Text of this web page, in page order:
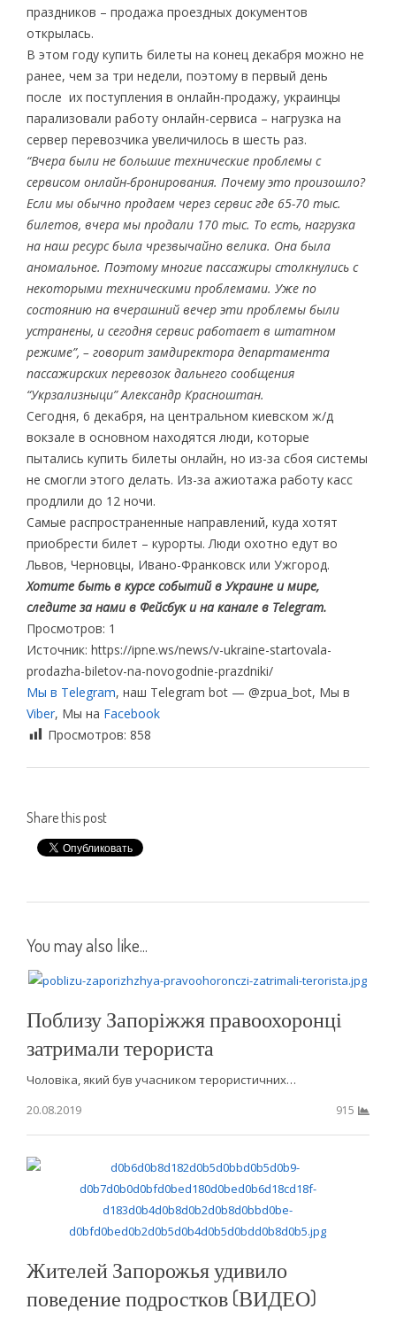
праздников – продажа проездных документов
открылась.
В этом году купить билеты на конец декабря можно не
ранее, чем за три недели, поэтому в первый день
после их поступления в онлайн-продажу, украинцы
парализовали работу онлайн-сервиса – нагрузка на
сервер перевозчика увеличилось в шесть раз.
“Вчера были не большие технические проблемы с
сервисом онлайн-бронирования. Почему это произошло?
Если мы обычно продаем через сервис где 65-70 тыс.
билетов, вчера мы продали 170 тыс. То есть, нагрузка
на наш ресурс была чрезвычайно велика. Она была
аномальное. Поэтому многие пассажиры столкнулись с
некоторыми техническими проблемами. Уже по
состоянию на вчерашний вечер эти проблемы были
устранены, и сегодня сервис работает в штатном
режиме”, – говорит замдиректора департамента
пассажирских перевозок дальнего сообщения
“Укрзализныци” Александр Красноштан.
Сегодня, 6 декабря, на центральном киевском ж/д
вокзале в основном находятся люди, которые
пытались купить билеты онлайн, но из-за сбоя системы
не смогли этого делать. Из-за ажиотажа работу касс
продлили до 12 ночи.
Самые распространенные направлений, куда хотят
приобрести билет – курорты. Люди охотно едут во
Львов, Черновцы, Ивано-Франковск или Ужгород.
Хотите быть в курсе событий в Украине и мире,
следите за нами в Фейсбук и на канале в Telegram.
Просмотров: 1
Источник: https://ipne.ws/news/v-ukraine-startovala-
prodazha-biletov-na-novogodnie-prazdniki/
Мы в Telegram, наш Telegram bot — @zpua_bot, Мы в
Viber, Мы на Facebook
Просмотров: 858
Share this post
You may also like...
Поблизу Запоріжжя правоохоронці
затримали терориста
Чоловіка, який був учасником терористичних…
20.08.2019
915
Жителей Запорожья удивило
поведение подростков (ВИДЕО)